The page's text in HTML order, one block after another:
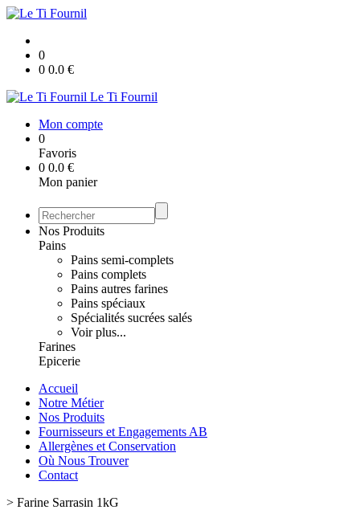
0
0 0.0 €
Le Ti Fournil
Mon compte
0
Favoris
0 0.0 €
Mon panier
Nos Produits
Pains
Pains semi-complets
Pains complets
Pains autres farines
Pains spéciaux
Spécialités sucrées salés
Voir plus...
Farines
Epicerie
Accueil
Notre Métier
Nos Produits
Fournisseurs et Engagements AB
Allergènes et Conservation
Où Nous Trouver
Contact
> Farine Sarrasin 1kG